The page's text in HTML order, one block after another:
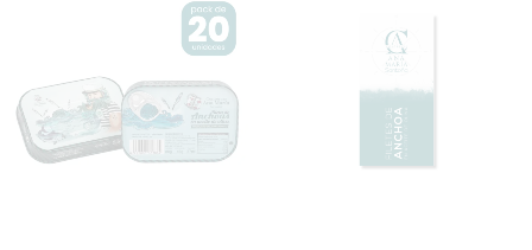
original
190,00€.
precio
actual
180,50€.